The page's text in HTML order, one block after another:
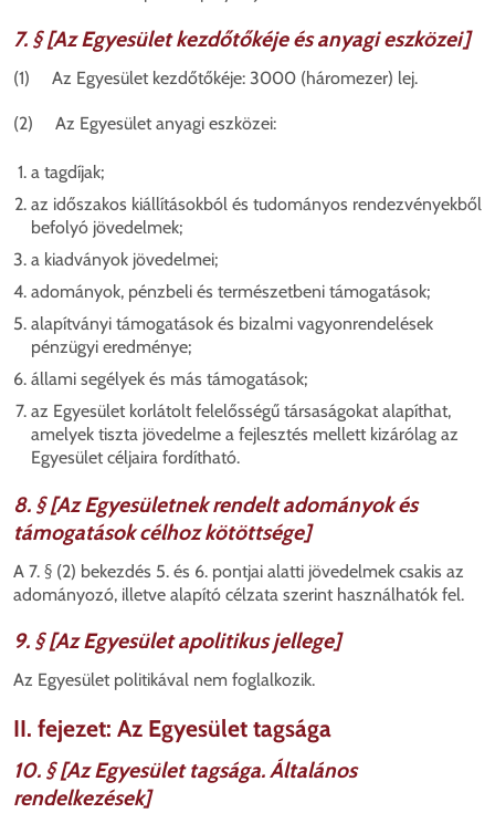
7. § [Az Egyesület kezdőtőkéje és anyagi eszközei]
(1) Az Egyesület kezdőtőkéje: 3000 (háromezer) lej.
(2) Az Egyesület anyagi eszközei:
a tagdíjak;
az időszakos kiállításokból és tudományos rendezvényekből
befolyó jövedelmek;
a kiadványok jövedelmei;
adományok, pénzbeli és természetbeni támogatások;
alapítványi támogatások és bizalmi vagyonrendelések
pénzügyi eredménye;
állami segélyek és más támogatások;
az Egyesület korlátolt felelősségű társaságokat alapíthat,
amelyek tiszta jövedelme a fejlesztés mellett kizárólag az
Egyesület céljaira fordítható.
8. § [Az Egyesületnek rendelt adományok és
támogatások célhoz kötöttsége]
A 7. § (2) bekezdés 5. és 6. pontjai alatti jövedelmek csakis az
adományozó, illetve alapító célzata szerint használhatók fel.
9. § [Az Egyesület apolitikus jellege]
Az Egyesület politikával nem foglalkozik.
II. fejezet: Az Egyesület tagsága
10. § [Az Egyesület tagsága. Általános
rendelkezések]